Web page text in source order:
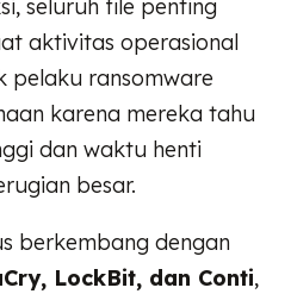
seluruh file penting
aktivitas operasional
pelaku ransomware
karena mereka tahu
dan waktu henti
besar.
berkembang dengan
LockBit, dan Conti,